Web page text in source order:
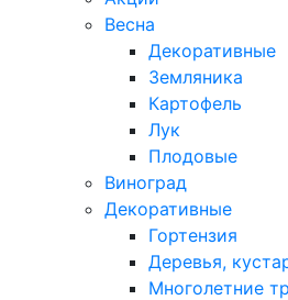
Весна
Декоративные
Земляника
Картофель
Лук
Плодовые
Виноград
Декоративные
Гортензия
Деревья,
Многолетние